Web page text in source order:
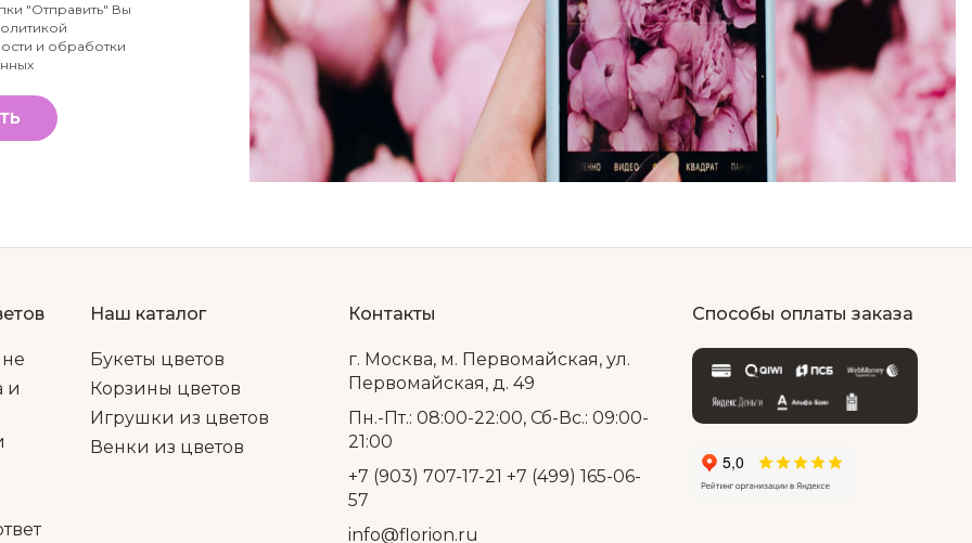
"Отправить" Вы
и обработки
и
Наш каталог
Букеты цветов
Корзины цветов
Игрушки из цветов
Венки из цветов
Контакты
г. Москва, м. Первомайская, ул.
Первомайская, д. 49
Пн.-Пт.: 08:00-22:00, Сб-Вс.: 09:00-
21:00
+7 (903) 707-17-21 +7 (499) 165-06-
57
info@florion.ru
Способы оплаты заказа